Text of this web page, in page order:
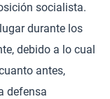
socialista.
durante los
debido a lo cual
antes,
defensa